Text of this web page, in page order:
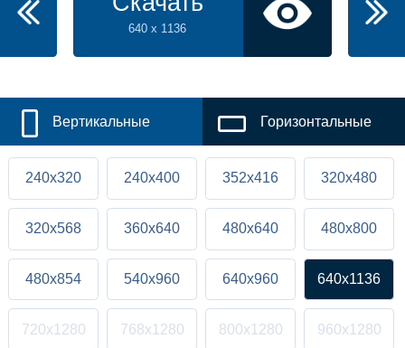
640 x 1136
Вертикальные Горизонтальные
240x320 240x400 352x416 320x480
320x568 360x640 480x640 480x800
480x854 540x960 640x960 640x1136
720x1280 768x1280 800x1280 960x1280